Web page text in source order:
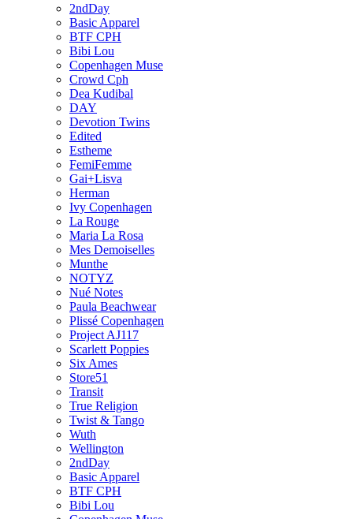
2ndDay
Basic Apparel
BTF CPH
Bibi Lou
Copenhagen Muse
Crowd Cph
Dea Kudibal
DAY
Devotion Twins
Edited
Estheme
FemiFemme
Gai+Lisva
Herman
Ivy Copenhagen
La Rouge
Maria La Rosa
Mes Demoiselles
Munthe
NOTYZ
Nué Notes
Paula Beachwear
Plissé Copenhagen
Project AJ117
Scarlett Poppies
Six Ames
Store51
Transit
True Religion
Twist & Tango
Wuth
Wellington
2ndDay
Basic Apparel
BTF CPH
Bibi Lou